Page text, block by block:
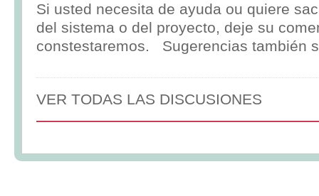
Si usted necesita de ayuda ou quiere
del sistema o del proyecto, deje su
constestaremos. Sugerencias también
VER TODAS LAS DISCUSIONES